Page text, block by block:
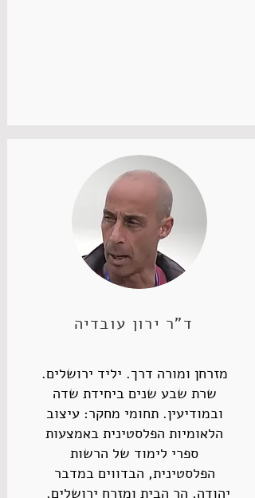
ד"ר ירון עובדיה
מזרחן ומורה דרך. יליד ירושלים.
שרת שבע שנים ביחידת שדה
ובמודיעין. תחומי מחקר: עיצוב
הלאומיות הפלסטינית באמצעות
ספרי לימוד של הרשות
הפלסטינית, הבדווים במדבר
יהודה, הר הבית ומזרח ירושלים.